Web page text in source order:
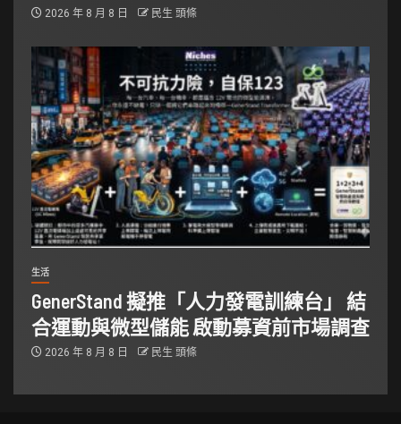
2026 年 8 月 8 日 民生 頭條
生活
GenerStand 擬推「人力發電訓練台」 結
合運動與微型儲能 啟動募資前市場調查
2026 年 8 月 8 日 民生 頭條